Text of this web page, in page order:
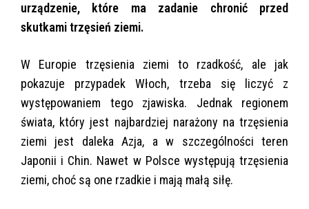
urządzenie, które ma zadanie chronić przed
skutkami trzęsień ziemi.
W Europie trzęsienia ziemi to rzadkość, ale jak
pokazuje przypadek Włoch, trzeba się liczyć z
występowaniem tego zjawiska. Jednak regionem
świata, który jest najbardziej narażony na trzęsienia
ziemi jest daleka Azja, a w szczególności teren
Japonii i Chin. Nawet w Polsce występują trzęsienia
ziemi, choć są one rzadkie i mają małą siłę.